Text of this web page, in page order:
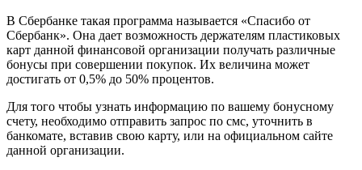
В Сбербанке такая программа называется «Спасибо от
Сбербанк». Она дает возможность держателям пластиковых
карт данной финансовой организации получать различные
бонусы при совершении покупок. Их величина может
достигать от 0,5% до 50% процентов.
Для того чтобы узнать информацию по вашему бонусному
счету, необходимо отправить запрос по смс, уточнить в
банкомате, вставив свою карту, или на официальном сайте
данной организации.